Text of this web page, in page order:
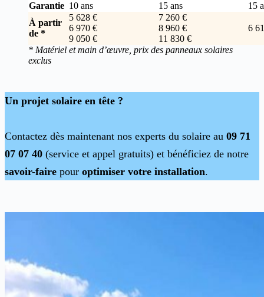
Garantie 10 ans 15 ans
15
À partir
de *
5 628 €
6 970 €
9 050 €
7 260 €
8 960 €
11 830 €
6
* Matériel et main d’œuvre, prix des panneaux solaires
exclus
Un projet solaire en tête ?
Contactez dès maintenant nos experts du solaire au 09 71
07 07 40 (service et appel gratuits) et bénéficiez de notre
savoir-faire pour optimiser votre installation.